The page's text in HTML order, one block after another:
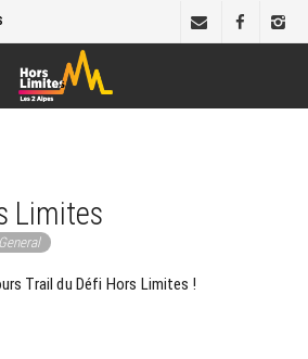
Limites
General
Trail du Défi Hors Limites !